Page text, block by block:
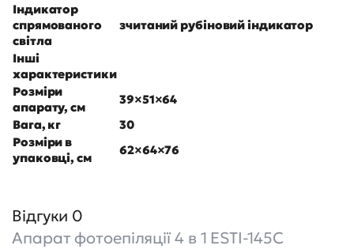
Індикатор
спрямованого
світла
зчитаний рубіновий індикатор
Інші
характеристики
Розміри
апарату, см
39×51×64
Вага, кг
30
Розміри в
упаковці, см
62×64×76
Відгуки 0
Апарат фотоепіляції 4 в 1 ESTI-145C